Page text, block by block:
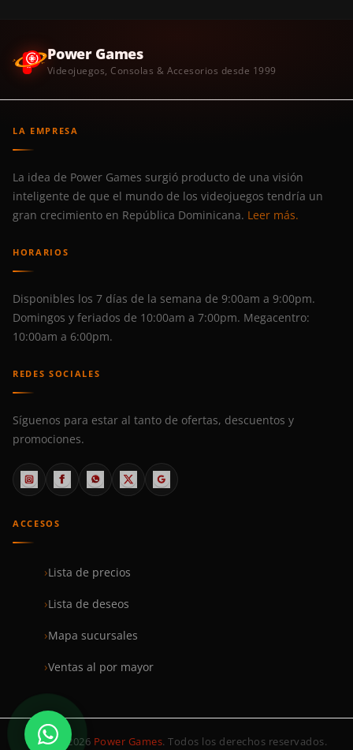
Power Games
Videojuegos, Consolas & Accesorios desde 1999
LA EMPRESA
La idea de Power Games surgió producto de una visión
inteligente de que el mundo de los videojuegos tendría un
gran crecimiento en República Dominicana. Leer más.
HORARIOS
Disponibles los 7 días de la semana de 9:00am a 9:00pm.
Domingos y feriados de 10:00am a 7:00pm. Megacentro:
10:00am a 6:00pm.
REDES SOCIALES
Síguenos para estar al tanto de ofertas, descuentos y
promociones.
ACCESOS
Lista de precios
Lista de deseos
Mapa sucursales
Ventas al por mayor
© 1999–2026 Power Games. Todos los derechos reservados.